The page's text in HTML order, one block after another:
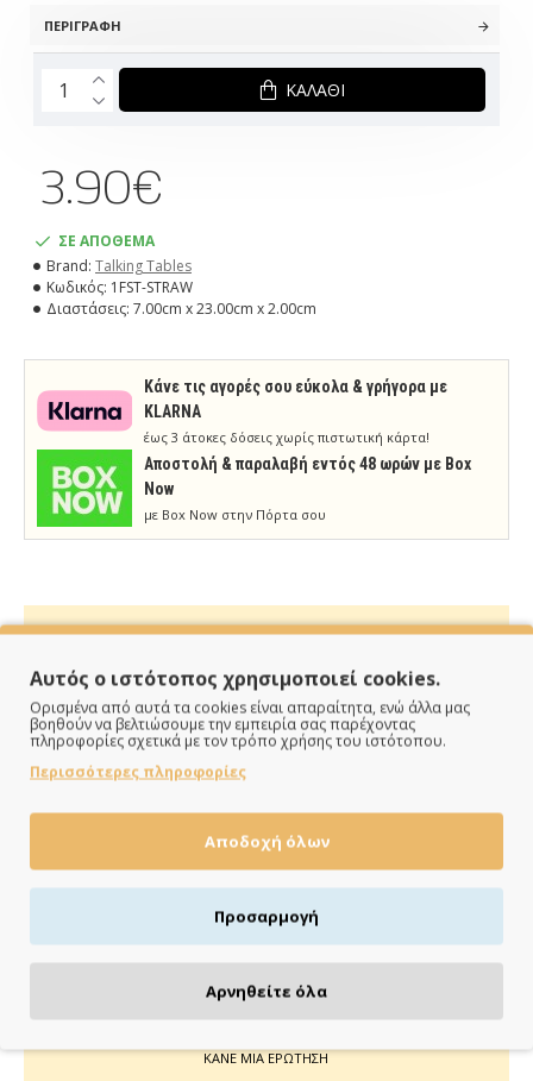
ΠΕΡΙΓΡΑΦΉ
ΣΕ ΑΠΟΘΕΜΑ
Brand: Talking Tables
Κωδικός: 1FST-STRAW
Διαστάσεις: 7.00cm x 23.00cm x 2.00cm
3.90€
ΚΑΛΆΘΙ
Κάνε τις αγορές σου εύκολα & γρήγορα με
KLARNA
έως 3 άτοκες δόσεις χωρίς πιστωτική κάρτα!
Aποστολή & παραλαβή εντός 48 ωρών με Box
Now
με Box Now στην Πόρτα σου
ΠΑΡΑΔΙΔΟΥΜΕ ΓΡΗΓΟΡΑ
Άμεση αποστολή της παραγγελίας σου σε 1 - 2 εργάσιμες
ΚΑΝΕ ΜΙΑ ΕΡΩΤΗΣΗ
Αυτός ο ιστότοπος χρησιμοποιεί cookies.
Ορισμένα από αυτά τα cookies είναι απαραίτητα, ενώ άλλα μας
βοηθούν να βελτιώσουμε την εμπειρία σας παρέχοντας
πληροφορίες σχετικά με τον τρόπο χρήσης του ιστότοπου.
Περισσότερες πληροφορίες
Αποδοχή όλων
Προσαρμογή
Αρνηθείτε όλα